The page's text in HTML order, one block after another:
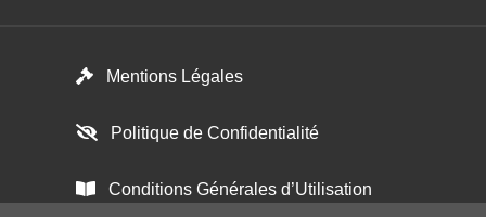
Mentions Légales
Politique de Confidentialité
Conditions Générales d’Utilisation